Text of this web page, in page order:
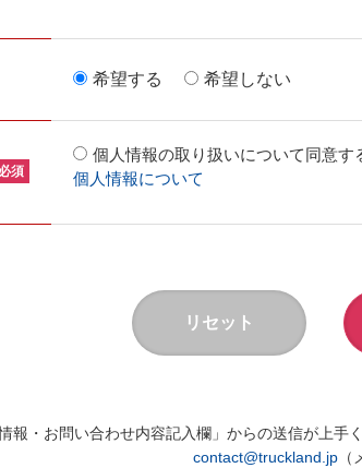
希望する 希望しない
必須
個人情報の取り扱いについて同意す
個人情報について
情報・お問い合わせ内容記入欄」からの送信が上
contact@truckland.jp（